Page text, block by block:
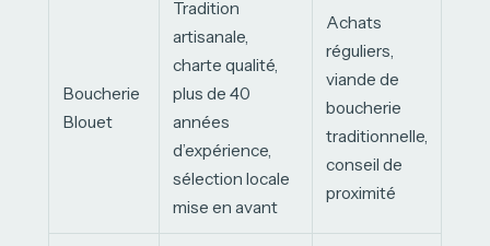
Boucherie
Blouet
Tradition
artisanale,
charte qualité,
plus de 40
années
d’expérience,
sélection locale
mise en avant
Achats
réguliers,
viande de
boucherie
traditionnelle,
conseil de
proximité